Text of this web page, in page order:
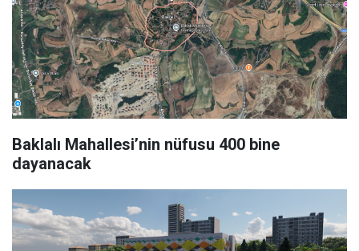
Baklalı Mahallesi’nin nüfusu 400 bine
dayanacak